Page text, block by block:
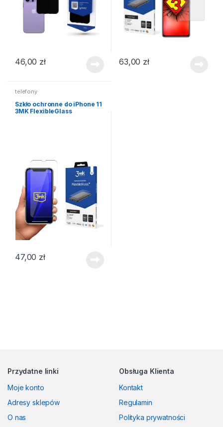
46,00 zł 63,00 zł
telefony
Szkło ochronne do iPhone 11
3MK FlexibleGlass
47,00 zł
Przydatne linki
Moje konto
Adresy sklepów
O nas
Obsługa Klienta
Kontakt
Regulamin
Polityka prywatności